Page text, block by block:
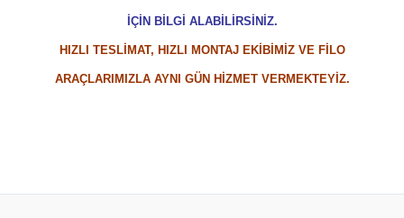
İÇİN BİLGİ ALABİLİRSİNİZ.
HIZLI TESLİMAT, HIZLI MONTAJ EKİBİMİZ VE FİLO
ARAÇLARIMIZLA AYNI GÜN HİZMET VERMEKTEYİZ.